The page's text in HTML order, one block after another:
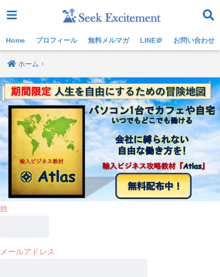
Home プロフィール 無料メルマガ LINE＠ お問い合わせ
ホーム
姓
メールアドレス